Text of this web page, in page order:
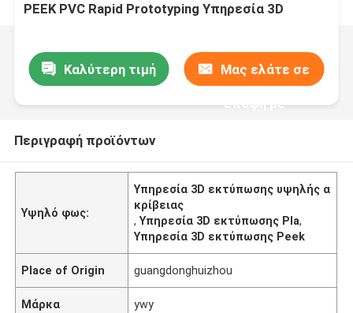
PEEK PVC Rapid Prototyping Υπηρεσία 3D
Καλύτερη τιμή Μας ελάτε σε
επαφή με
Περιγραφή προϊόντων
Υψηλό φως:
Υπηρεσία 3D εκτύπωσης υψηλής α
κρίβειας
,Υπηρεσία 3D εκτύπωσης Pla,
Υπηρεσία 3D εκτύπωσης Peek
Place of Origin guangdonghuizhou
Μάρκα ywy